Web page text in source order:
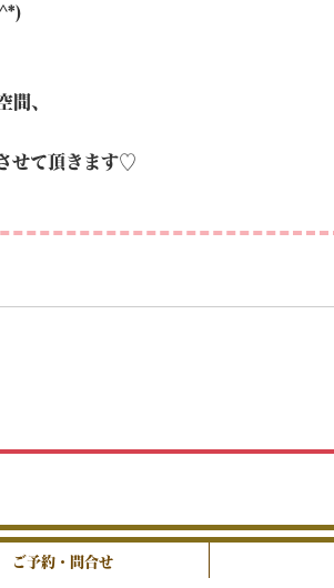
、
せて頂きます♡
ご予約・問合せ